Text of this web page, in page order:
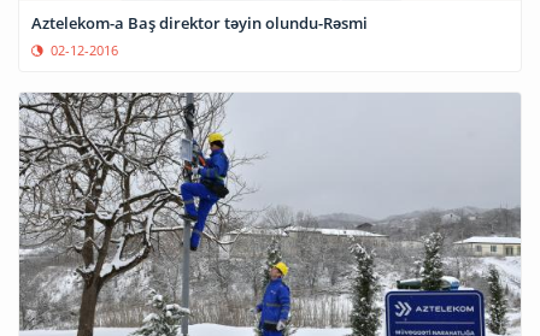
Aztelekom-a Baş direktor təyin olundu-Rəsmi
02-12-2016